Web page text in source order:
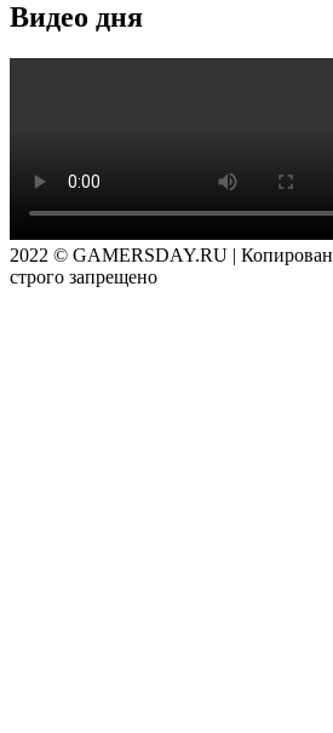
Видео дня
2022 © GAMERSDAY.RU |
строго запрещено